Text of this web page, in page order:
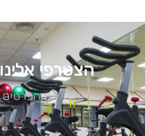
הצטרפי
מלאי את הפרטים